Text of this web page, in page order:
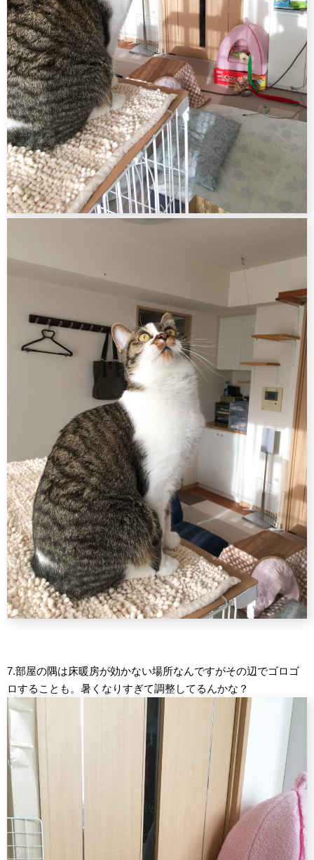
7.部屋の隅は床暖房が効かない場所なんですがその辺でゴロゴ
ロすることも。暑くなりすぎて調整してるんかな？